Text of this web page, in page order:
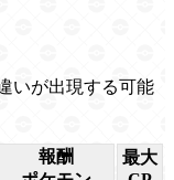
いが出現する可能
報酬
最大